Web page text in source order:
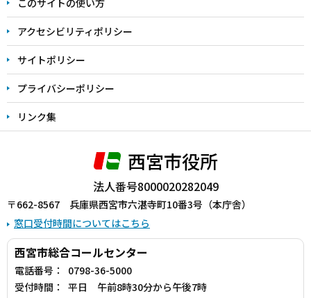
で
このサイトの使い方
アクセシビリティポリシー
サイトポリシー
プライバシーポリシー
リンク集
西宮市役所
法人番号8000020282049
〒662-8567 兵庫県西宮市六湛寺町10番3号（本庁舎）
窓口受付時間についてはこちら
西宮市総合コールセンター
電話番号：
0798-36-5000
受付時間：
平日 午前8時30分から午後7時